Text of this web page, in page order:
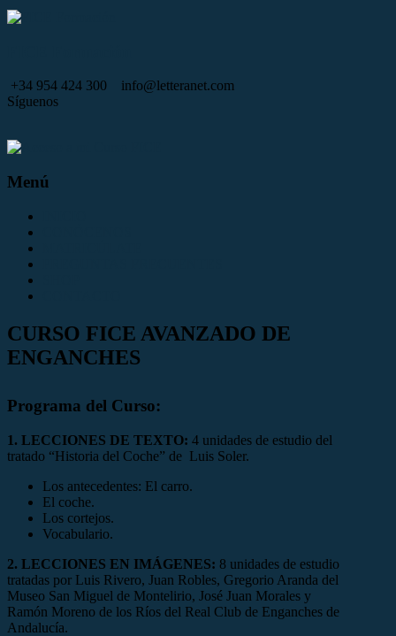
Saltar
+34 954 424 300 info@letteranet.com
Síguenos
Menú
CURSO FICE AVANZADO DE
ENGANCHES
Programa del Curso:
1. LECCIONES DE TEXTO: 4 unidades de estudio del
tratado “Historia del Coche” de Luis Soler.
Los antecedentes: El carro.
El coche.
Los cortejos.
Vocabulario.
2. LECCIONES EN IMÁGENES: 8 unidades de estudio
tratadas por Luis Rivero, Juan Robles, Gregorio Aranda del
Museo San Miguel de Montelirio, José Juan Morales y
Ramón Moreno de los Ríos del Real Club de Enganches de
Andalucía.